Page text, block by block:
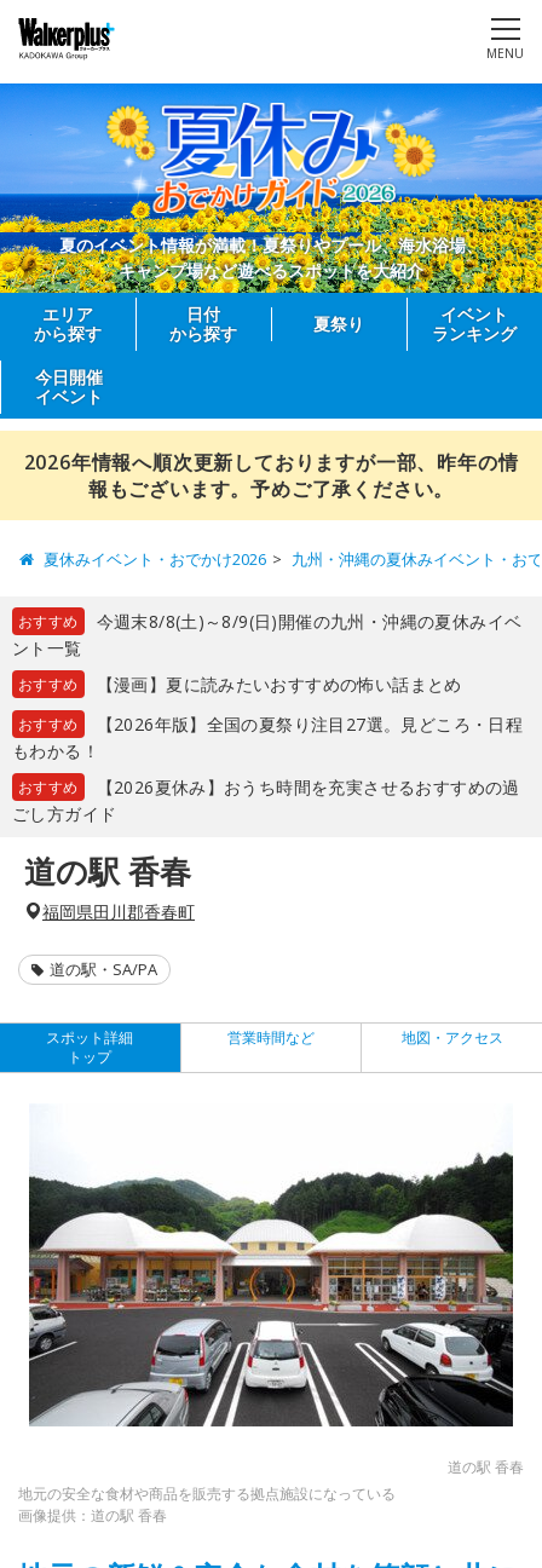
MENU
夏のイベント情報が満載！夏祭りやプール、海水浴場、
キャンプ場など遊べるスポットを大紹介
エリア
から探す
日付
から探す
夏祭り
イベント
ランキング
今日開催
イベント
2026年情報へ順次更新しておりますが一部、昨年の情
報もございます。予めご了承ください。
夏休みイベント・おでかけ2026 九州・沖縄の夏休みイベント・お
おすすめ
今週末8/8(土)～8/9(日)開催の九州・沖縄の夏休みイベ
ント一覧
おすすめ 【漫画】夏に読みたいおすすめの怖い話まとめ
おすすめ
【2026年版】全国の夏祭り注目27選。見どころ・日程
もわかる！
おすすめ
【2026夏休み】おうち時間を充実させるおすすめの過
ごし方ガイド
道の駅 香春
福岡県田川郡香春町
道の駅・SA/PA
スポット詳細
トップ
営業時間など 地図・アクセス
道の駅 香春
地元の安全な食材や商品を販売する拠点施設になっている
画像提供：道の駅 香春